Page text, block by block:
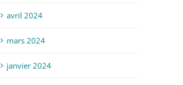
avril 2024
mars 2024
janvier 2024